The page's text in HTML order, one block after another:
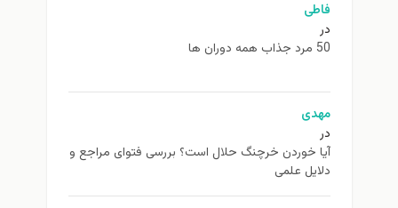
فاطی
در
50 مرد جذاب همه دوران ها
مهدی
در
آیا خوردن خرچنگ حلال است؟ بررسی فتوای مراجع و
دلایل علمی